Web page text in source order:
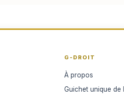
G-DROIT
À propos
Guichet unique de